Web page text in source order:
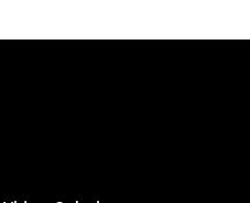
ve sporcu rehberi